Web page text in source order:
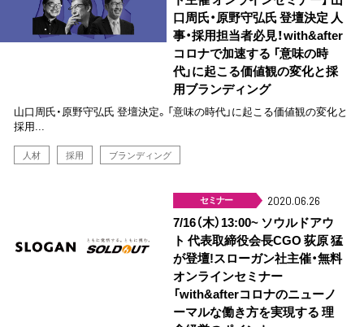
口周氏・原野守弘氏 登壇決定 人
事・採用担当者必見！with&after
コロナで加速する 「意味の時
代」に起こる価値観の変化と採
用ブランディング
山口周氏・原野守弘氏 登壇決定。「意味の時代」に起こる価値観の変化と
採用...
人材 採用 ブランディング
セミナー 2020.06.26
7/16（木）13:00~ ソウルドアウ
ト 代表取締役会長CGO 荻原 猛
が登壇!スローガン社主催・無料
オンラインセミナー
「with&afterコロナのニューノ
ーマルな働き方を実現する 理